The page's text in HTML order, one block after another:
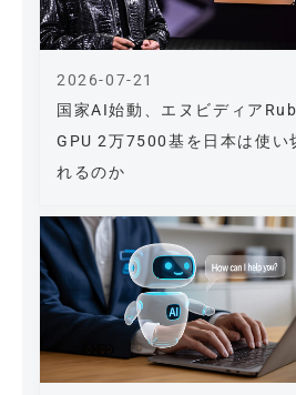
国家AI始動、エヌビディア
GPU 2万7500基を日本は使い
れるのか
2026-07-21